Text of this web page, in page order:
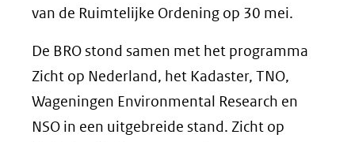
van de Ruimtelijke Ordening op 30 mei.
De BRO stond samen met het programma
Zicht op Nederland, het Kadaster, TNO,
Wageningen Environmental Research en
NSO in een uitgebreide stand. Zicht op